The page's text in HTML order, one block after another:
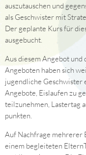
auszutauschen und
als Geschwister mit
Der geplante Kurs für
ausgebucht.
Aus diesem Angebot
Angeboten haben sich
jugendliche Geschwister
Angebote, Eislaufen zu
teilzunehmen, Lastertag
punkten.
Auf Nachfrage mehrerer
einem begleiteten